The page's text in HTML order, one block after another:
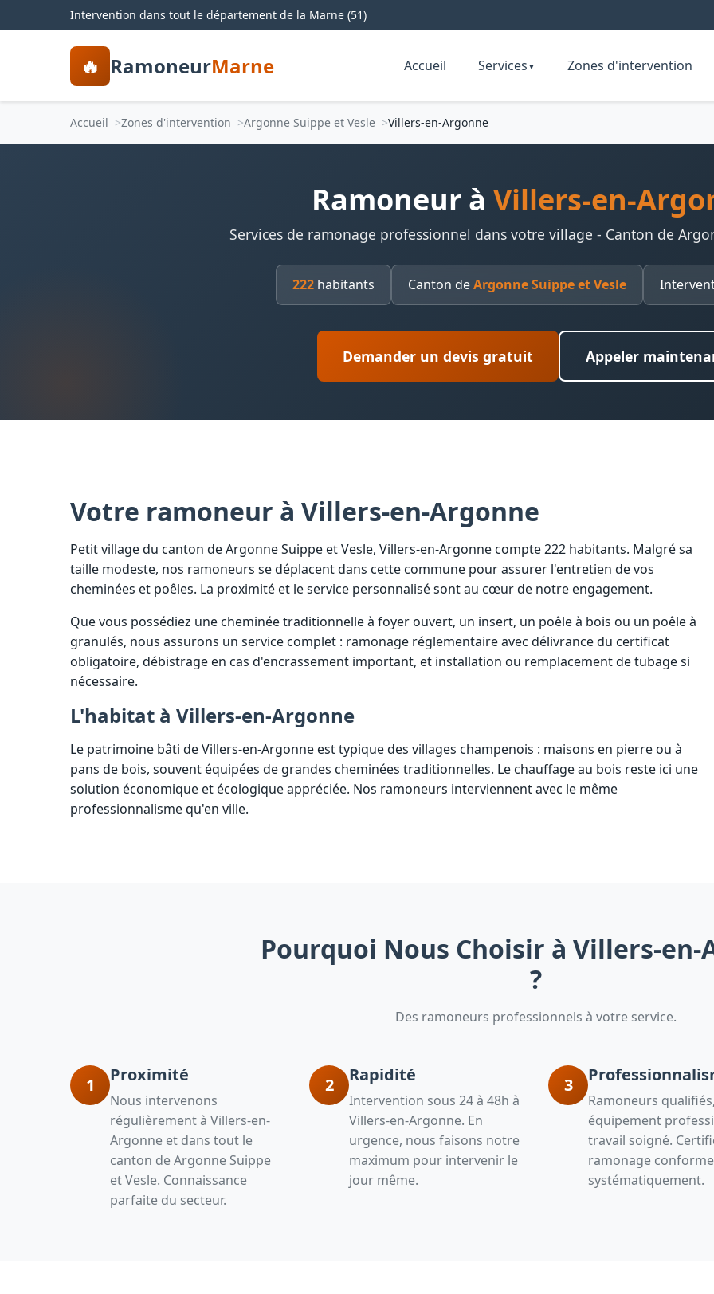
Intervention dans tout le département de la Marne (51)
🔥 RamoneurMarne Accueil Services ▼ Zones d'intervention
Accueil Zones d'intervention Argonne Suippe et Vesle Villers-en-Argonne
Ramoneur à Villers-en-
Services de ramonage professionnel dans votre village - Canton de
222habitants Canton deArgonne Suippe et Vesle
Demander un devis gratuit Appeler
Votre ramoneur à Villers-en-Argonne
Petit village du canton de Argonne Suippe et Vesle, Villers-en-Argonne compte 222 habitants. Malgré sa
taille modeste, nos ramoneurs se déplacent dans cette commune pour assurer l'entretien de vos
cheminées et poêles. La proximité et le service personnalisé sont au cœur de notre engagement.
Que vous possédiez une cheminée traditionnelle à foyer ouvert, un insert, un poêle à bois ou un poêle à
granulés, nous assurons un service complet : ramonage réglementaire avec délivrance du certificat
obligatoire, débistrage en cas d'encrassement important, et installation ou remplacement de tubage si
nécessaire.
L'habitat à Villers-en-Argonne
Le patrimoine bâti de Villers-en-Argonne est typique des villages champenois : maisons en pierre ou à
pans de bois, souvent équipées de grandes cheminées traditionnelles. Le chauffage au bois reste ici une
solution économique et écologique appréciée. Nos ramoneurs interviennent avec le même
professionnalisme qu'en ville.
Pourquoi Nous Choisir à Villers-en-
?
Des ramoneurs professionnels à votre service.
1 Proximité
Nous intervenons
régulièrement à Villers-en-
Argonne et dans tout le
canton de Argonne Suippe
et Vesle. Connaissance
parfaite du secteur.
2 Rapidité
Intervention sous 24 à 48h à
Villers-en-Argonne. En
urgence, nous faisons notre
maximum pour intervenir le
jour même.
3
Ramoneurs qualifiés,
équipement
travail soigné.
ramonage
systématiquement.